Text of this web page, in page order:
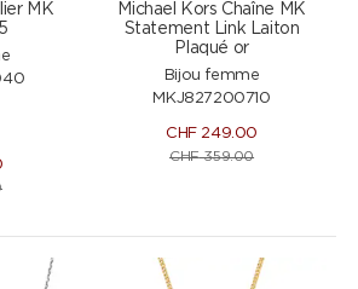
MK
Michael Kors Chaîne MK
Statement Link Laiton
Plaqué or
Bijou femme
MKJ827200710
CHF 249.00
CHF359.00